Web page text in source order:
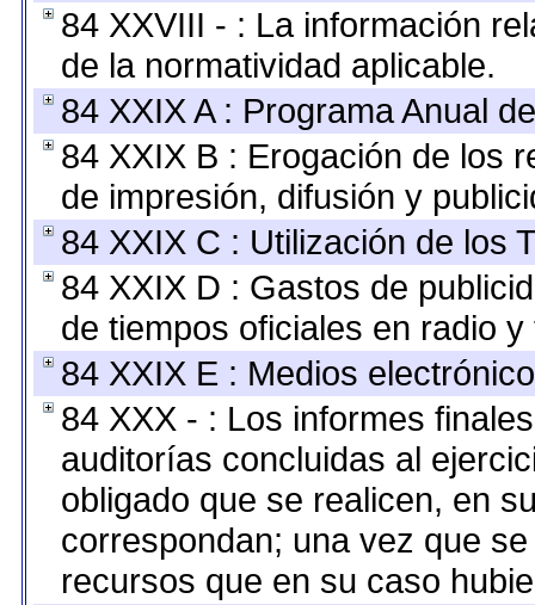
84 XXVIII - : La información
de la normatividad aplicable.
84 XXIX A : Programa Anual
84 XXIX B : Erogación de los
de impresión, difusión y
84 XXIX C : Utilización de los
84 XXIX D : Gastos de
de tiempos oficiales en radio
84 XXIX E : Medios
84 XXX - : Los informes
auditorías concluidas al
obligado que se realicen, en
correspondan; una vez que
recursos que en su caso